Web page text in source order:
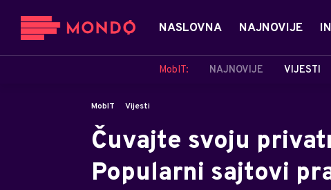
NASLOVNA NAJNOVIJE
MobIT: NAJNOVIJE VIJESTI
MobIT Vijesti
Čuvajte svoju
Popularni sajtovi